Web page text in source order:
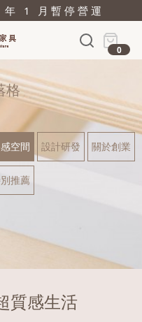
年 1 月暫停營運
0
格
空間 設計研發 關於創業
推薦
質感生活